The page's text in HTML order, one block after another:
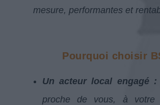
mesure, performantes et
Pourquoi choisir
Un acteur local engagé :
proche de vous, à votre